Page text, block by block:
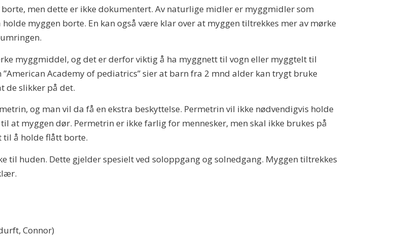
men dette er ikke dokumentert. Av naturlige midler er myggmidler som
myggen borte. En kan også være klar over at myggen tiltrekkes mer av mørke
myggmiddel, og det er derfor viktig å ha myggnett til vogn eller myggtelt til
Academy of pediatrics” sier at barn fra 2 mnd alder kan trygt bruke
de slikker på det.
og man vil da få en ekstra beskyttelse. Permetrin vil ikke nødvendigvis holde
at myggen dør. Permetrin er ikke farlig for mennesker, men skal ikke brukes på
til å holde flått borte.
til huden. Dette gjelder spesielt ved soloppgang og solnedgang. Myggen tiltrekkes
Connor)